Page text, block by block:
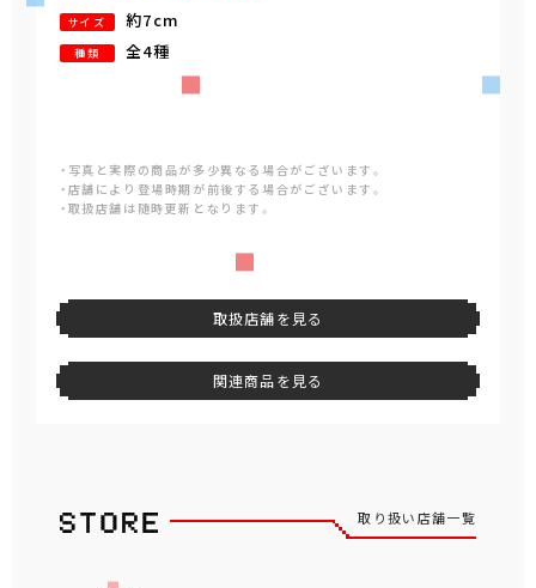
サイズ 約7cm
種類 全4種
・写真と実際の商品が多少異なる場合がございます。
・店舗により登場時期が前後する場合がございます。
・取扱店舗は随時更新となります。
取扱店舗を見る
関連商品を見る
取り扱い店舗一覧